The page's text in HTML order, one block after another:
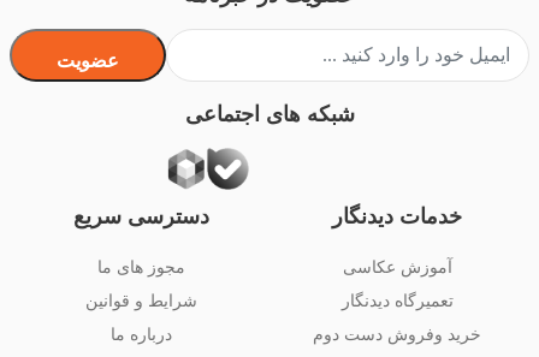
خدمات دیدنگار
آموزش عکاسی
تعمیرگاه دیدنگار
خرید وفروش دست دوم
دسترسی سریع
مجوز های ما
شرایط و قوانین
درباره ما
عضویت
شبکه های اجتماعی